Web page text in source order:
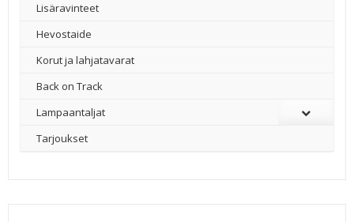
Lisäravinteet
Hevostaide
Korut ja lahjatavarat
Back on Track
Lampaantaljat
Tarjoukset